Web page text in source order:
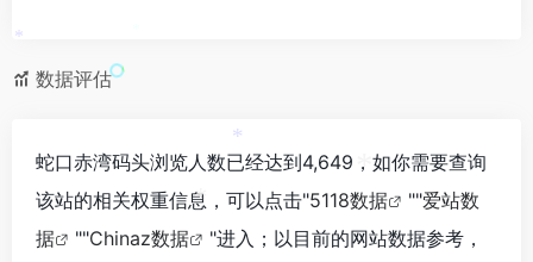
数据评估
蛇口赤湾码头浏览人数已经达到4,649，如你需要查询
该站的相关权重信息，可以点击"5118数据 ""爱站数
据
""Chinaz数据
"进入；以目前的网站数据参考，
*
*
*